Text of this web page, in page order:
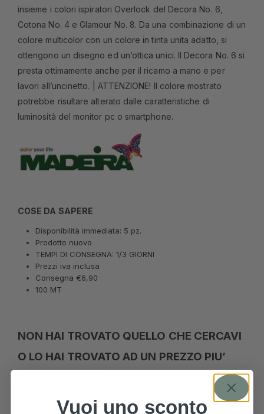
insieme i colori ispiratori Overlock del Decora No. 6,
Cotona No. 4 e Glamour No. 8. Da una combinazione di un
colore multicolor con un colore in tinta unita adatto, si
ottengono un disegno ed un’ottica unici. Il Decora No. 6 si
presta ottimamente anche per il ricamo a mano e per
lavori all’uncinetto. | ATTENZIONE! Il colore mostrato
potrebbe risultare alterato dalle caratteristiche di
luminosità del monitor pc o smartphone.
COSE DA SAPERE
Disponibilità immediata: 5 pz.
Prodotto nuovo
TEMPI DI CONSEGNA: 1/3 GIORNI
Prezzi iva inclusa
Consegna €6,90
100 MT
NON HAI TROVATO QUELLO CHE CERCAVI
O LO HAI TROVATO AD UN PREZZO PIU’
SCRIVICI!Vuoi uno sconto